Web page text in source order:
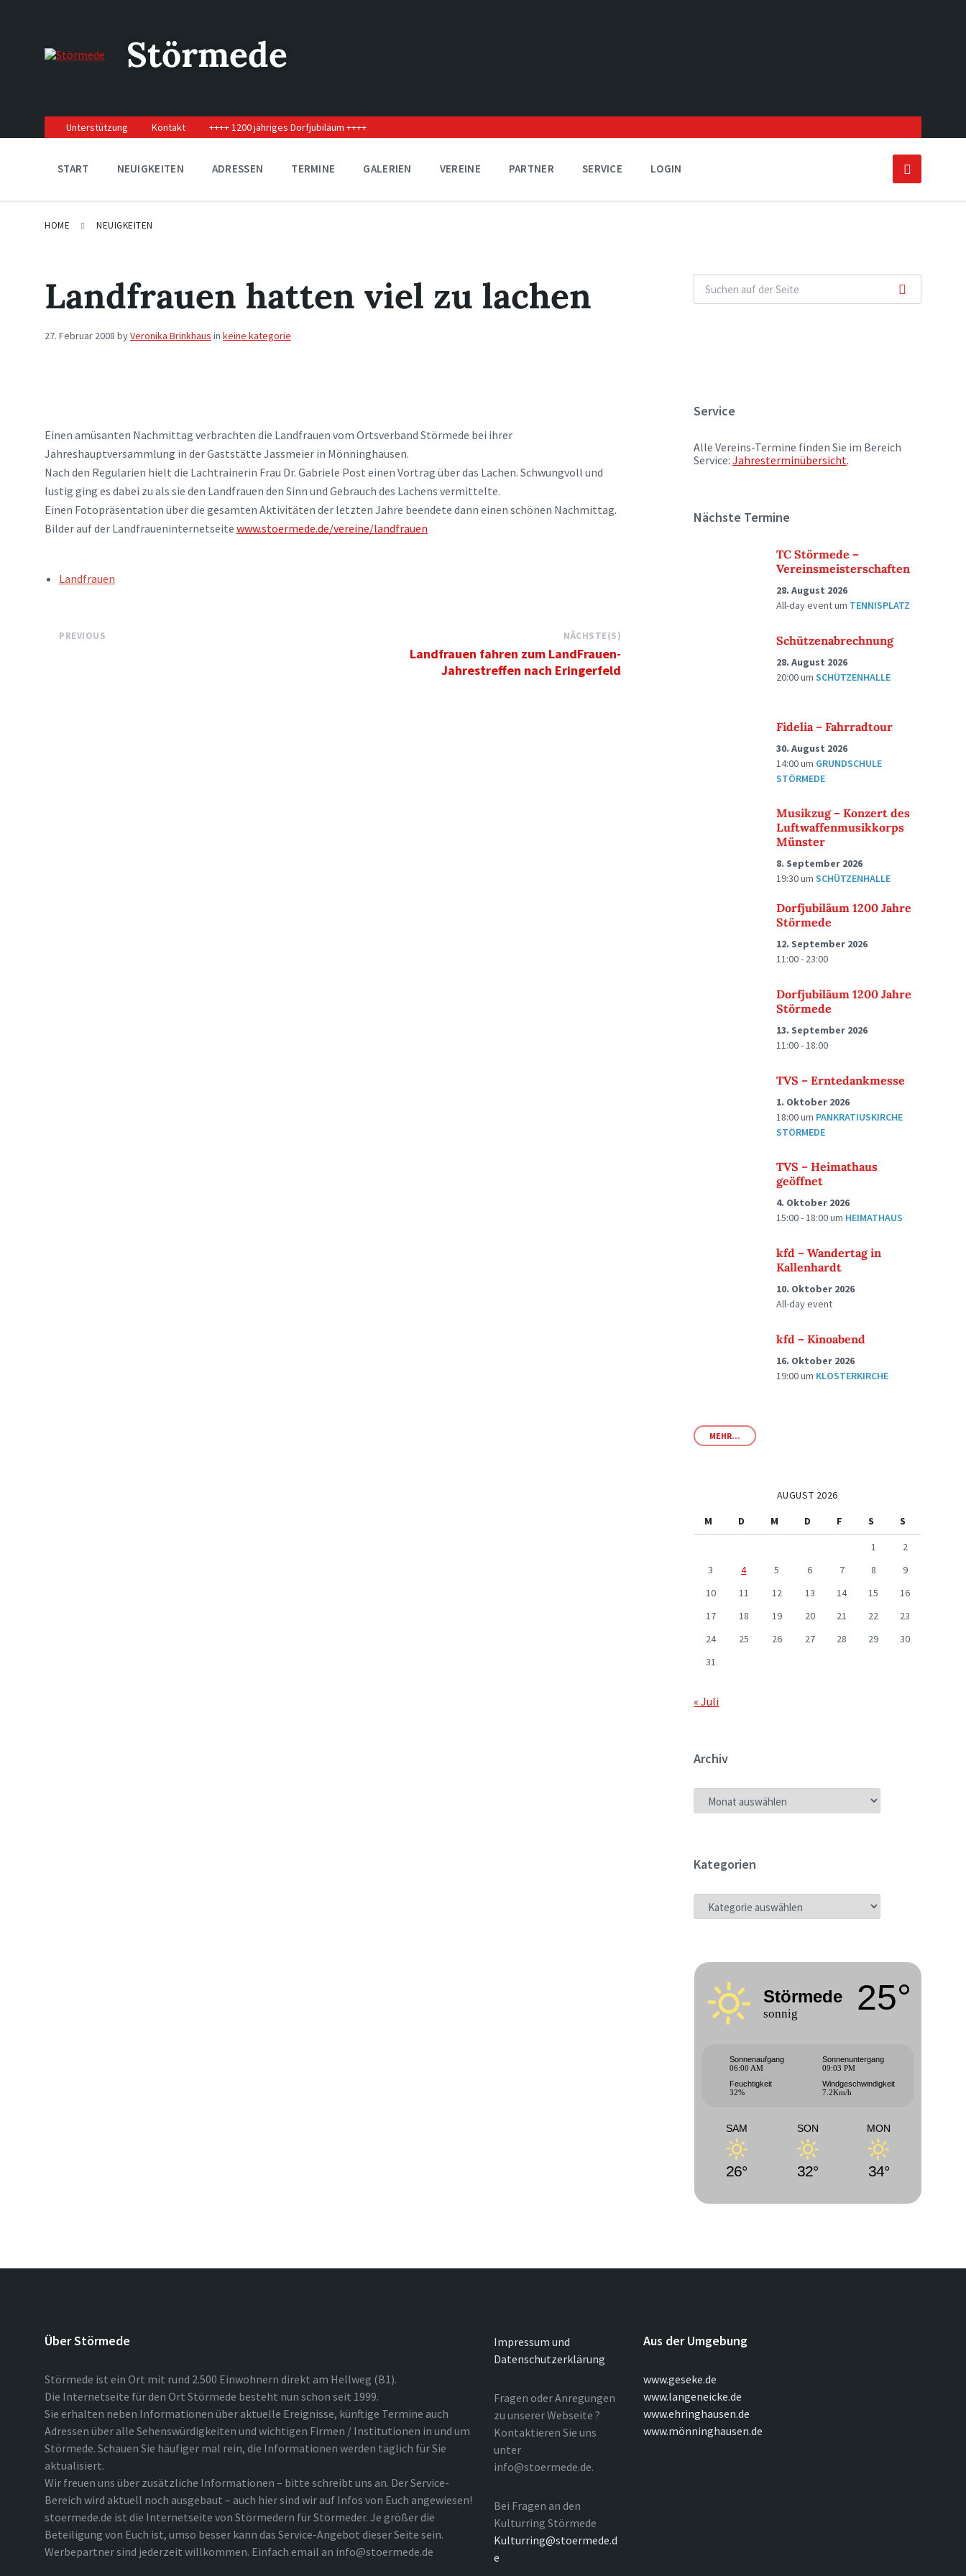
navigation
Störmede
Unterstützung Kontakt ++++ 1200 jähriges Dorfjubiläum ++++
START NEUIGKEITEN ADRESSEN TERMINE GALERIEN VEREINE PARTNER SERVICE LOGIN
HOME NEUIGKEITEN
Landfrauen hatten viel zu lachen
27. Februar 2008 byVeronika Brinkhaus in keine kategorie
Einen amüsanten Nachmittag verbrachten die Landfrauen vom Ortsverband Störmede bei ihrer
Jahreshauptversammlung in der Gaststätte Jassmeier in Mönninghausen.
Nach den Regularien hielt die Lachtrainerin Frau Dr. Gabriele Post einen Vortrag über das Lachen. Schwungvoll und
lustig ging es dabei zu als sie den Landfrauen den Sinn und Gebrauch des Lachens vermittelte.
Einen Fotopräsentation über die gesamten Aktivitäten der letzten Jahre beendete dann einen schönen Nachmittag.
Bilder auf der Landfraueninternetseite www.stoermede.de/vereine/landfrauen
TAGS:Landfrauen
PREVIOUS NÄCHSTE(S)
Landfrauen fahren zum LandFrauen-
Jahrestreffen nach Eringerfeld
Service
Alle Vereins-Termine finden Sie im Bereich
Service:Jahresterminübersicht.
Nächste Termine
TC Störmede –
Vereinsmeisterschaften
28. August 2026
All-day eventum TENNISPLATZ
Schützenabrechnung
28. August 2026
20:00umSCHÜTZENHALLE
Fidelia – Fahrradtour
30. August 2026
14:00um GRUNDSCHULE
STÖRMEDE
Musikzug – Konzert des
Luftwaffenmusikkorps
Münster
8. September 2026
19:30umSCHÜTZENHALLE
Dorfjubiläum 1200 Jahre
Störmede
12. September 2026
11:00 - 23:00
Dorfjubiläum 1200 Jahre
Störmede
13. September 2026
11:00 - 18:00
TVS – Erntedankmesse
1. Oktober 2026
18:00um PANKRATIUSKIRCHE
STÖRMEDE
TVS – Heimathaus
geöffnet
4. Oktober 2026
15:00 - 18:00um HEIMATHAUS
kfd – Wandertag in
Kallenhardt
10. Oktober 2026
All-day event
kfd – Kinoabend
16. Oktober 2026
19:00um KLOSTERKIRCHE
MEHR...
AUGUST 2026
M
D M D F S
S
1
2
3
4 5 6 7 8
9
10
11 12 13 14 15
16
17
18 19 20 21 22
23
24
25 26 27 28 29
30
31
« Juli
Archiv
ARCHIV
Kategorien
KATEGORIEN
Störmede
sonnig 25°
Sonnenaufgang
06:00 AM
Sonnenuntergang
09:03 PM
Feuchtigkeit
32%
Windgeschwindigkeit
7.2Km/h
SAM
26°
SON
32°
MON
34°
Über Störmede
Störmede ist ein Ort mit rund 2.500 Einwohnern direkt am Hellweg (B1).
Die Internetseite für den Ort Störmede besteht nun schon seit 1999.
Sie erhalten neben Informationen über aktuelle Ereignisse, künftige Termine auch
Adressen über alle Sehenswürdigkeiten und wichtigen Firmen / Institutionen in und um
Störmede. Schauen Sie häufiger mal rein, die Informationen werden täglich für Sie
aktualisiert.
Wir freuen uns über zusätzliche Informationen – bitte schreibt uns an. Der Service-
Bereich wird aktuell noch ausgebaut – auch hier sind wir auf Infos von Euch angewiesen!
stoermede.de ist die Internetseite von Störmedern für Störmeder. Je größer die
Beteiligung von Euch ist, umso besser kann das Service-Angebot dieser Seite sein.
Werbepartner sind jederzeit willkommen. Einfach email an info@stoermede.de
Impressum und
Datenschutzerklärung
Fragen oder Anregungen
zu unserer Webseite ?
Kontaktieren Sie uns
unter
info@stoermede.de.
Bei Fragen an den
Kulturring Störmede
Kulturring@stoermede.d
e
Aus der Umgebung
www.geseke.de
www.langeneicke.de
www.ehringhausen.de
www.mönninghausen.de